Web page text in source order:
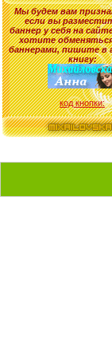
Мы будем вам
если вы
баннер у себя на
хотите
баннерами, пишите в
книгу:
код кнопки: